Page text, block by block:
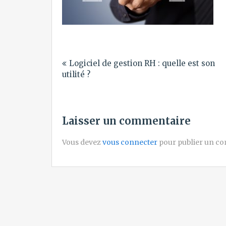
deLogiciel de gestion RH : quelle est son
utilité ?
Laisser un commentaire
Vous devezvous connecter pour publier un